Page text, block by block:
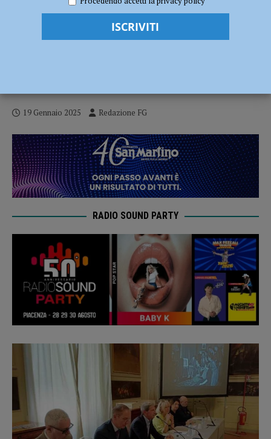
innovativa per la montagna”
Dal Fol in Fest alla Cattolica, al via il
19 Gennaio 2025 Redazione FG
RADIO SOUND PARTY